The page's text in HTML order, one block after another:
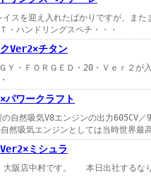
スを迎え入れたばかりですが、ま
ハンドリングスペチ・・・
Ver2×チタン
・ＦＯＲＧＥＤ・20・Ｖｅｒ２
ワークラフト
然吸気V8エンジンの出力605CV／
然吸気エンジンとしては当時世界最
ミシュラ
中村です。 本日出社するなり